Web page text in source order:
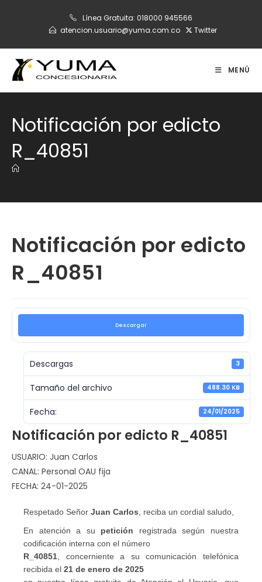
Línea Gratuita: 018000 945566
atencion.usuario@yuma.com.co
Twitter
MENÚ
Notificación por edicto
R_40851
Notificación por edicto
R_40851
Descargar
Descargas 3
Tamaño del archivo 488.30 KB
Fecha: 24/01/2025
Notificación por edicto R_40851
USUARIO: Juan Carlos
CANAL: Personal OAU fija
FECHA: 24-01-2025
Respetado Señor Juan Carlos , reciba un cordial saludo,
En atención a su petición registrada según nuestra
codificación interna con el número
R_40851 , concerniente a su comunicación telefónica
recibida el 21 de enero de 2025